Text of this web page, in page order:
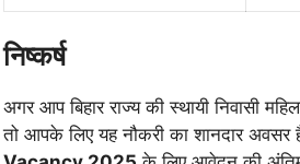
निष्कर्ष
अगर आप बिहार राज्य की स्थायी निवासी
तो आपके लिए यह नौकरी का शानदार अवसर